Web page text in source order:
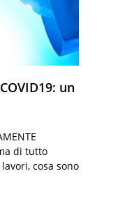
un
di tutto
cosa sono